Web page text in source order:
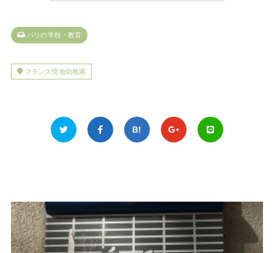
パリの学校・教育
フランス現地幼稚園